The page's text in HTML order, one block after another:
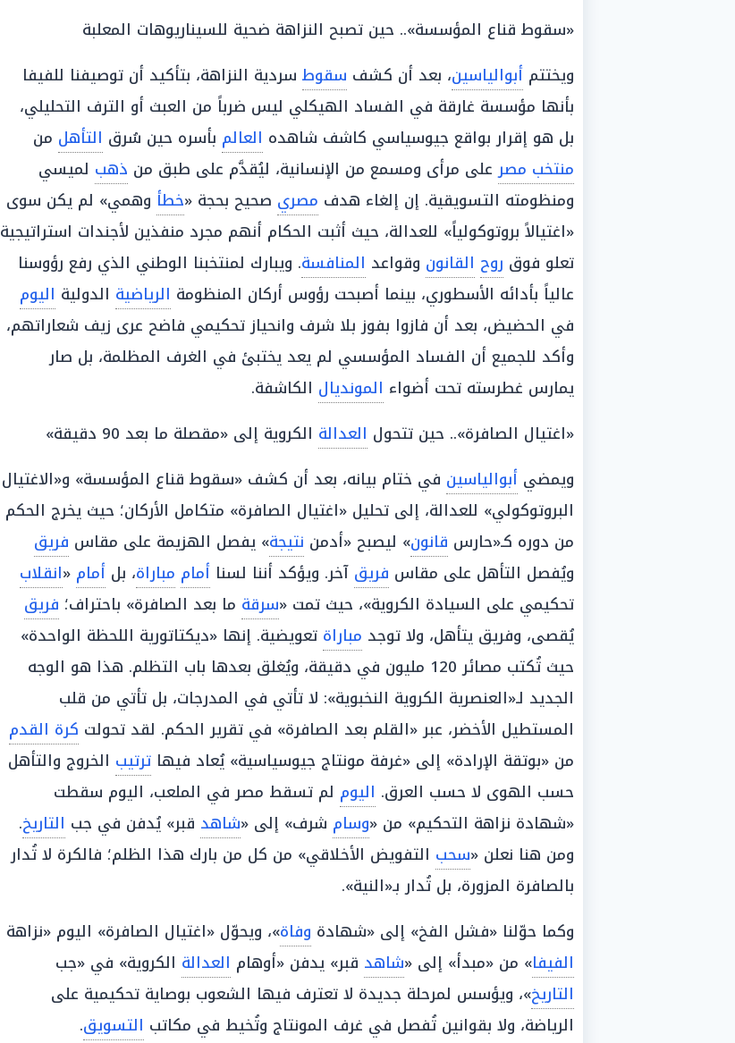
«سقوط قناع المؤسسة».. حين تصبح النزاهة ضحية للسيناريوهات المعلبة
ويختتم أبوالياسين، بعد أن كشف سقوط سردية النزاهة، بتأكيد أن توصيفنا للفيفا
بأنها مؤسسة غارقة في الفساد الهيكلي ليس ضرباً من العبث أو الترف التحليلي،
بل هو إقرار بواقع جيوسياسي كاشف شاهده العالم بأسره حين سُرق التأهل من
منتخب مصرعلى مرأى ومسمع من الإنسانية، ليُقدَّم على طبق من ذهب لميسي
ومنظومته التسويقية. إن إلغاء هدف مصري صحيح بحجة «خطأ وهمي» لم يكن سوى
«اغتيالاً بروتوكولياً» للعدالة، حيث أثبت الحكام أنهم مجرد منفذين لأجندات استراتيجية
تعلو فوق روح القانون وقواعد المنافسة. ويبارك لمنتخبنا الوطني الذي رفع رؤوسنا
عالياً بأدائه الأسطوري، بينما أصبحت رؤوس أركان المنظومة الرياضية الدولية اليوم
في الحضيض، بعد أن فازوا بفوز بلا شرف وانحياز تحكيمي فاضح عرى زيف شعاراتهم،
وأكد للجميع أن الفساد المؤسسي لم يعد يختبئ في الغرف المظلمة، بل صار
يمارس غطرسته تحت أضواء المونديال الكاشفة.
«اغتيال الصافرة».. حين تتحول العدالة الكروية إلى «مقصلة ما بعد 90 دقيقة»
ويمضي أبوالياسين في ختام بيانه، بعد أن كشف «سقوط قناع المؤسسة» و«الاغتيال
البروتوكولي» للعدالة، إلى تحليل «اغتيال الصافرة» متكامل الأركان؛ حيث يخرج الحكم
من دوره كـ«حارس قانون» ليصبح «أدمن نتيجة» يفصل الهزيمة على مقاس فريق
ويُفصل التأهل على مقاس فريق آخر. ويؤكد أننا لسنا أمام مباراة، بل أمام «انقلاب
تحكيمي على السيادة الكروية»، حيث تمت «سرقة ما بعد الصافرة» باحتراف؛ فريق
يُقصى، وفريق يتأهل، ولا توجد مباراة تعويضية. إنها «ديكتاتورية اللحظة الواحدة»
حيث تُكتب مصائر 120 مليون في دقيقة، ويُغلق بعدها باب التظلم. هذا هو الوجه
الجديد لـ«العنصرية الكروية النخبوية»: لا تأتي في المدرجات، بل تأتي من قلب
المستطيل الأخضر، عبر «القلم بعد الصافرة» في تقرير الحكم. لقد تحولت كرة القدم
من «بوتقة الإرادة» إلى «غرفة مونتاج جيوسياسية» يُعاد فيها ترتيب الخروج والتأهل
حسب الهوى لا حسب العرق. اليوم لم تسقط مصر في الملعب، اليوم سقطت
«شهادة نزاهة التحكيم» من «وسام شرف» إلى «شاهد قبر» يُدفن في جب التاريخ.
ومن هنا نعلن «سحب التفويض الأخلاقي» من كل من بارك هذا الظلم؛ فالكرة لا تُدار
بالصافرة المزورة، بل تُدار بـ«النية».
وكما حوّلنا «فشل الفخ» إلى «شهادة وفاة»، ويحوّل «اغتيال الصافرة» اليوم «نزاهة
الفيفا» من «مبدأ» إلى «شاهد قبر» يدفن «أوهام العدالة الكروية» في «جب
التاريخ»، ويؤسس لمرحلة جديدة لا تعترف فيها الشعوب بوصاية تحكيمية على
الرياضة، ولا بقوانين تُفصل في غرف المونتاج وتُخيط في مكاتب التسويق.